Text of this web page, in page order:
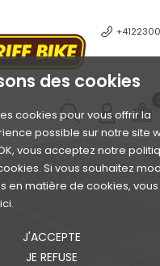
des cookies
cookies pour vous offrir la
possible sur notre site
vous acceptez notre
Si vous souhaitez
en matière de cookies, vous
J'ACCEPTE
JE REFUSE